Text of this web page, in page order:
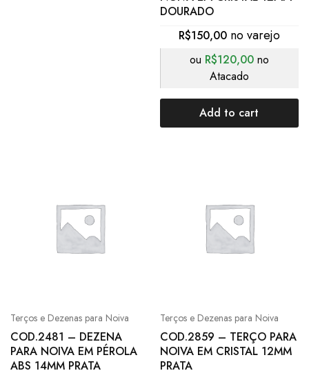
DOURADO
R$150,00
ou R$120,00 no
Atacado
Add to cart
Terços e Dezenas para Noiva
COD.2481 – DEZENA
PARA NOIVA EM PÉROLA
ABS 14MM PRATA
Terços e Dezenas para Noiva
COD.2859 – TERÇO PARA
NOIVA EM CRISTAL 12MM
PRATA